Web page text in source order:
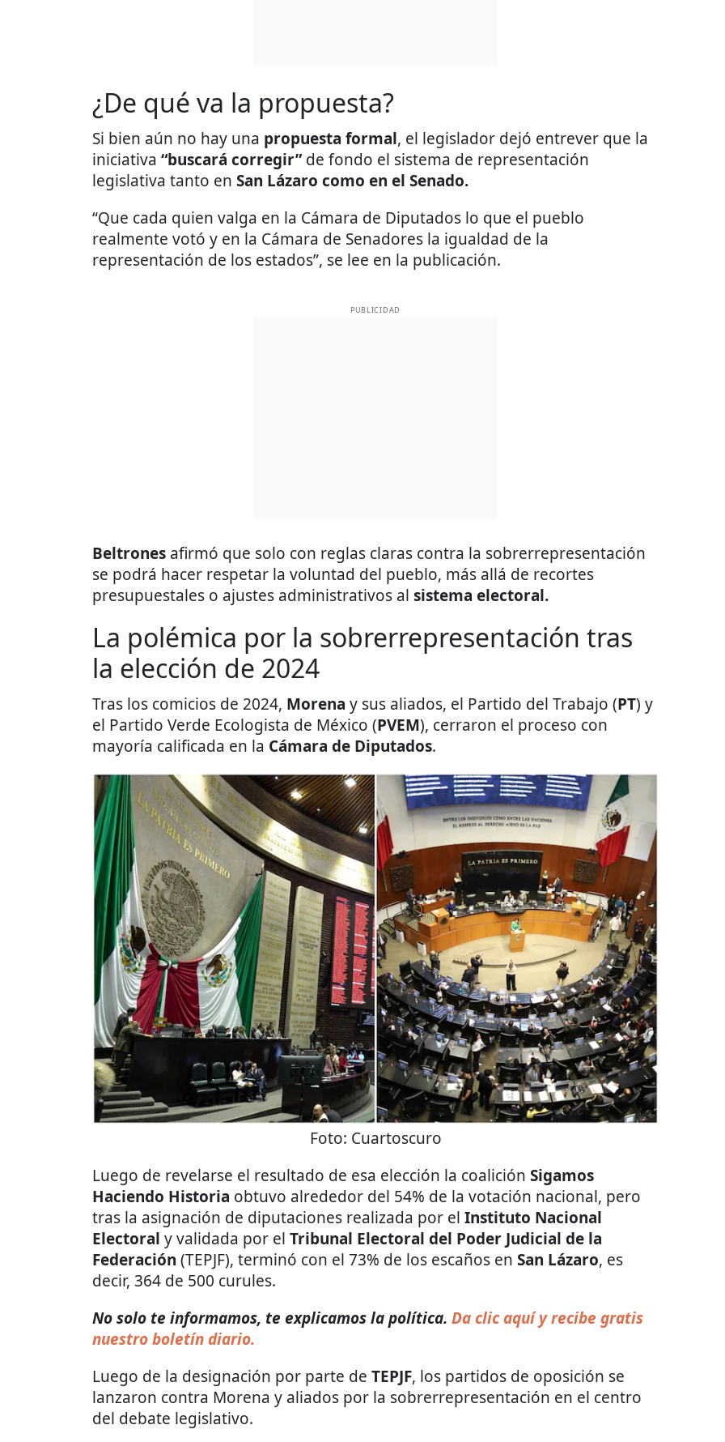
¿De qué va la propuesta?
Si bien aún no hay una propuesta formal
iniciativa“buscará corregir”de fondo el sistema de representación
legislativa tanto enSan Lázaro como en el Senado.
realmente votó y en la Cámara de Senadores la igualdad de la
representación de los estados”, se lee en la publicación.
se podrá hacer respetar la voluntad del pueblo, más allá de recortes
presupuestales o ajustes administrativos alsistema electoral.
La polémica por la sobrerrepresentación tras
la elección de 2024
el Partido Verde Ecologista de México (PVEM), cerraron el proceso con
mayoría calificada en laCámara de Diputados .
Foto:Cuartoscuro
Haciendo Historia obtuvo alrededor del 54% de la votación nacional, pero
tras la asignación de diputaciones realizada por el Instituto Nacional
Electoraly validada por elTribunal Electoral del Poder Judicial de la
Federación(TEPJF), terminó con el 73% de los escaños enSan Lázaro, es
decir, 364 de 500 curules.
nuestro boletín diario.
lanzaron contra Morena y aliados por la sobrerrepresentación en el centro
del debate legislativo.